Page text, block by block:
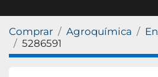
Comprar Agroquímica
5286591